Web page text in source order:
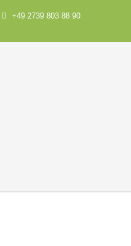
+49 2739 803 88 90